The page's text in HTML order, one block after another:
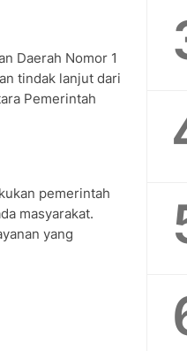
Daerah Nomor 1
tindak lanjut dari
Pemerintah
pemerintah
masyarakat.
yang